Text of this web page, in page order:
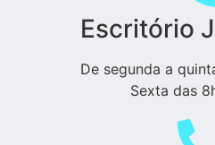
Escritório
De segunda a
Sexta das